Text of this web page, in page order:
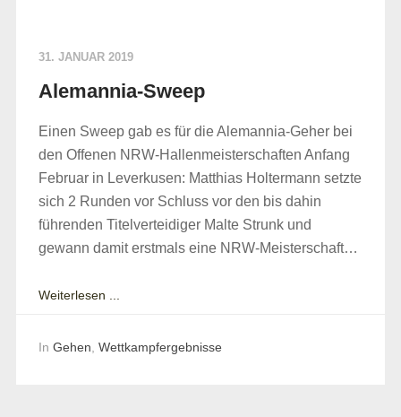
31. JANUAR 2019
Alemannia-Sweep
Einen Sweep gab es für die Alemannia-Geher bei
den Offenen NRW-Hallenmeisterschaften Anfang
Februar in Leverkusen: Matthias Holtermann setzte
sich 2 Runden vor Schluss vor den bis dahin
führenden Titelverteidiger Malte Strunk und
gewann damit erstmals eine NRW-Meisterschaft…
Weiterlesen ...
In Gehen Wettkampfergebnisse